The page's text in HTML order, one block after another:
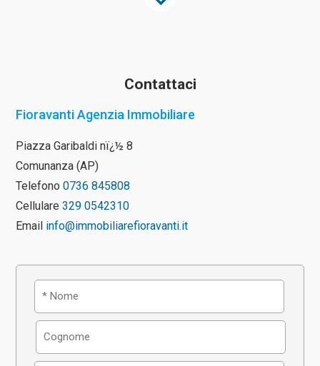
Contattaci
Fioravanti Agenzia Immobiliare
Piazza Garibaldi nï¿½ 8
Comunanza (AP)
Telefono 0736 845808
Cellulare 329 0542310
Email info@immobiliarefioravanti.it